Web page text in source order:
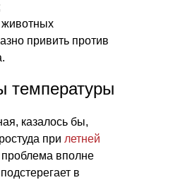
привить против
температуры
казалось бы,
при летней
вполне
в